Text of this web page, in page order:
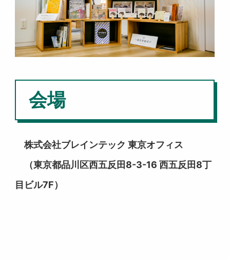
会場
株式会社ブレインテック 東京オフィス
（東京都品川区西五反田8-3-16 西五反田8丁
目ビル7F）